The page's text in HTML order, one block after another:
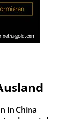
in China